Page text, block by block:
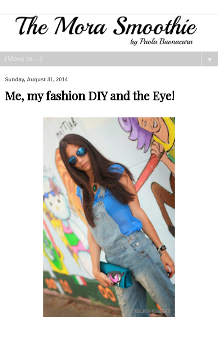
▼
Sunday, August 31, 2014
Me, my fashion DIY and the Eye!